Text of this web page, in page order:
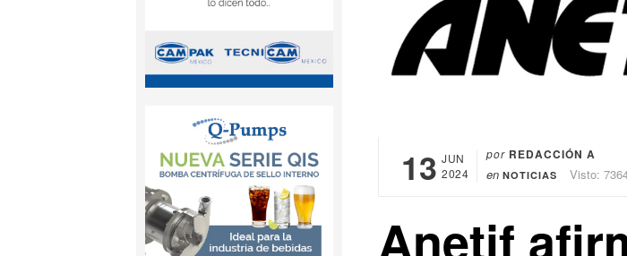
13 JUN
2024
por REDACCIÓN A
en NOTICIAS Visto:
Anetif